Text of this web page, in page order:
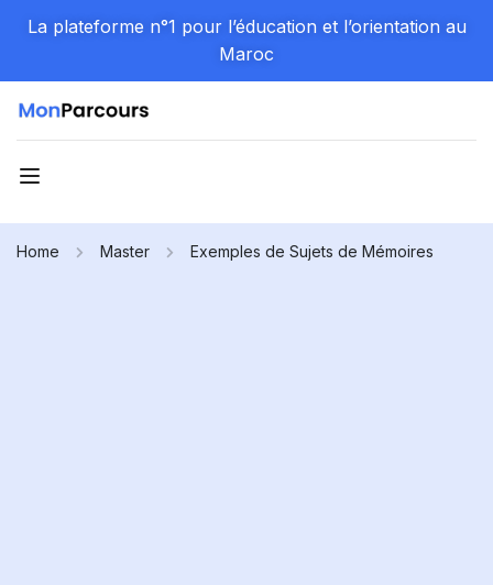
La plateforme n°1 pour l’éducation et l’orientation au
Maroc
Home Master Exemples de Sujets de Mémoires